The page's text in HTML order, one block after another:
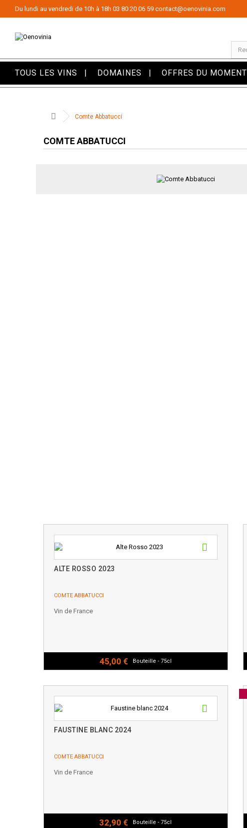
Du lundi au vendredi de 10h à 18h 03 80 20 06 59 contact@oenovinia.com
TOUS LES VINS DOMAINES OFFRES DU MOMENT
Comte Abbatucci
COMTE ABBATUCCI
ALTE ROSSO 2023
COMTE ABBATUCCI
Vin de France
45,00 € Bouteille - 75cl
FAUSTINE BLANC 2024
COMTE ABBATUCCI
Vin de France
32,90 € Bouteille - 75cl
Panneau de gestion des cookies